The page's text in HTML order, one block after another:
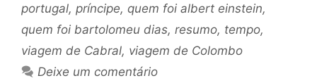
portugal, príncipe, quem foi albert einstein,
quem foi bartolomeu dias, resumo, tempo,
viagem de Cabral, viagem de Colombo
Deixe um comentário